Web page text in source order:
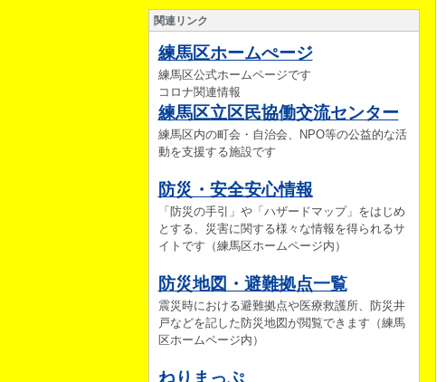
関連リンク
練馬区ホームぺージ
練馬区公式ホームページです
コロナ関連情報
練馬区立区民協働交流センター
練馬区内の町会・自治会、NPO等の公益的な活
動を支援する施設です
防災・安全安心情報
「防災の手引」や「ハザードマップ」をはじめ
とする、災害に関する様々な情報を得られるサ
イトです（練馬区ホームページ内）
防災地図・避難拠点一覧
震災時における避難拠点や医療救護所、防災井
戸などを記した防災地図が閲覧できます（練馬
区ホームページ内）
ねりまっぷ